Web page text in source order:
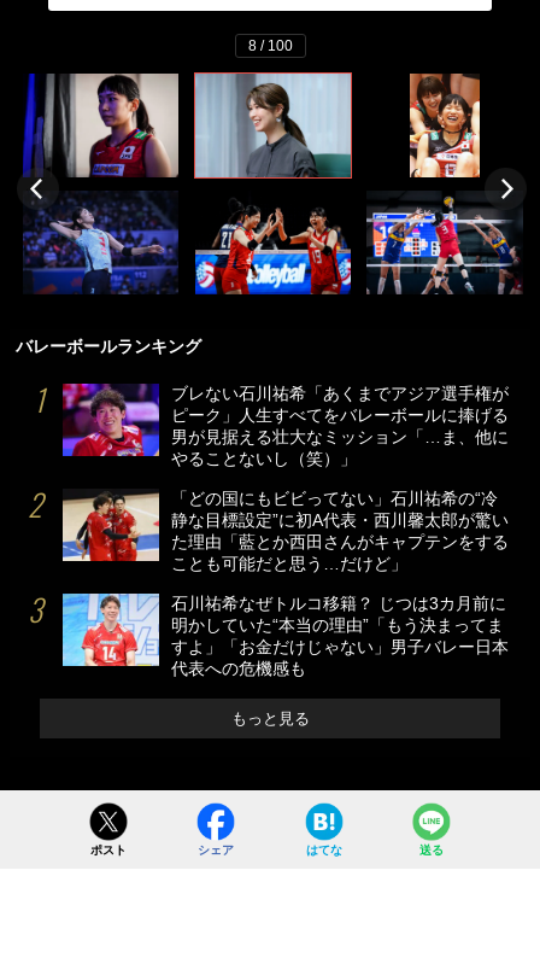
8 / 100
バレーボールランキング
ブレない石川祐希「あくまでアジア選手権が
ピーク」人生すべてをバレーボールに捧げる
男が見据える壮大なミッション「…ま、他に
やることないし（笑）」
「どの国にもビビってない」石川祐希の“冷
静な目標設定”に初A代表・西川馨太郎が驚い
た理由「藍とか西田さんがキャプテンをする
ことも可能だと思う…だけど」
石川祐希なぜトルコ移籍？ じつは3カ月前に
明かしていた“本当の理由”「もう決まってま
すよ」「お金だけじゃない」男子バレー日本
代表への危機感も
もっと見る
ポスト シェア はてな 送る